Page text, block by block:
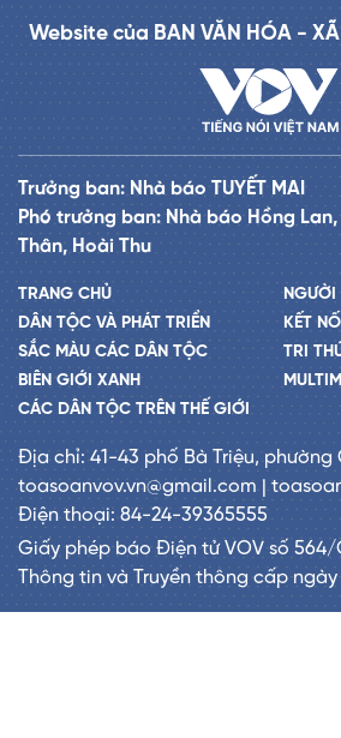
Website của BAN VĂN HÓA -
Trưởng ban: Nhà báo TUYẾT MAI
Phó trưởng ban: Nhà báo Hồng
Thân, Hoài Thu
TRANG CHỦ
DÂN TỘC VÀ PHÁT TRIỂN
SẮC MÀU CÁC DÂN TỘC
BIÊN GIỚI XANH
CÁC DÂN TỘC TRÊN THẾ GIỚI
NGƯỜI
KẾT
TRI
Địa chỉ: 41-43 phố Bà Triệu, phường
toasoanvov.vn@gmail.com |
Điện thoại: 84-24-39365555
Giấy phép báo Điện tử VOV số 564/
Thông tin và Truyền thông cấp ngày